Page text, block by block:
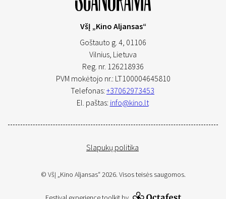
VšĮ „Kino Aljansas“
Goštauto g. 4, 01106
Vilnius, Lietuva
Reg. nr. 126218936
PVM mokėtojo nr.: LT100004645810
Telefonas: +37062973453
El. paštas: info@kino.lt
Slapukų politika
© VšĮ „Kino Aljansas“ 2026. Visos teisės saugomos.